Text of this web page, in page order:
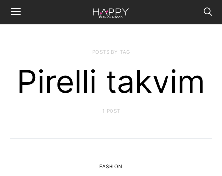
POSTS BY TAG
Pirelli takvim
1 POST
FASHION